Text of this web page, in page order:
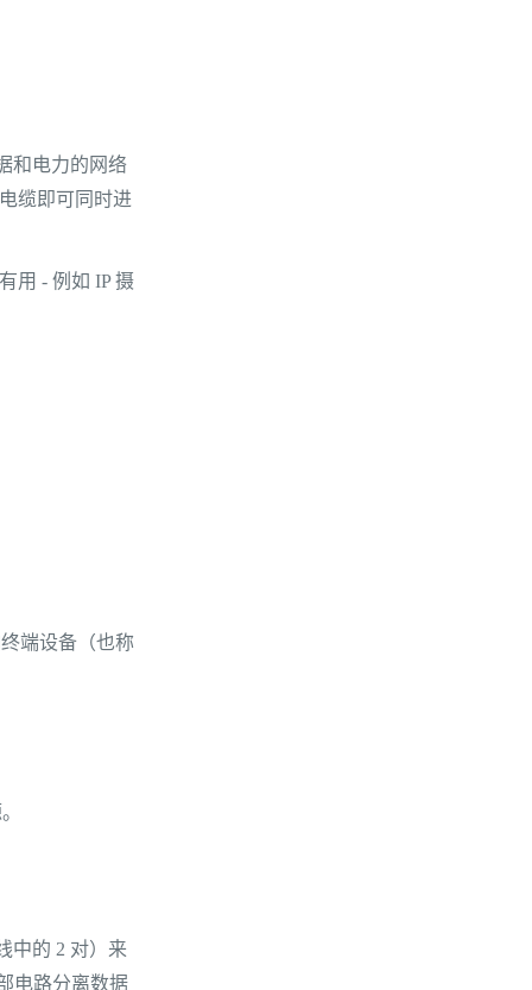
和电力的网络
缆即可同时进
用 - 例如 IP 摄
端设备（也称
中的 2 对）来
电路分离数据